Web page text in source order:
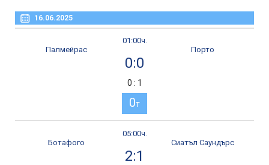
16.06.2025
01:00ч.
Палмейрас
0:0
Порто
0 : 1
0т
05:00ч.
Ботафого
2:1
Сиатъл Саундърс